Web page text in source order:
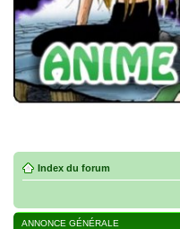
Index du forum
ANNONCE GÉNÉRALE